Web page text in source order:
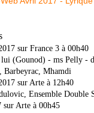
sur France 3 à 00h40
(Gounod) - ms Pelly -
Mhamdi
sur Arte à 12h40
Ensemble Double
Arte à 00h45